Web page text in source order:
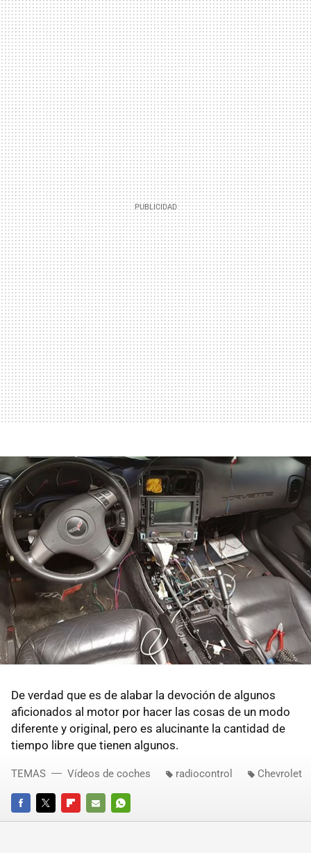
De verdad que es de alabar la devoción de algunos
aficionados al motor por hacer las cosas de un modo
diferente y original, pero es alucinante la cantidad de
tiempo libre que tienen algunos.
FACEBOOKTWITTERFLIPBOARD
E-
WHATSAPP
TEMAS Vídeos de coches radiocontrol Chevrolet